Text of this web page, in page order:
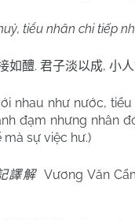
tiểu nhân chi tiếp
如醴. 君子淡以成, 小
nhau như nước,
đạm nhưng nhân
sự việc hư.)
譯解 Vương Văn